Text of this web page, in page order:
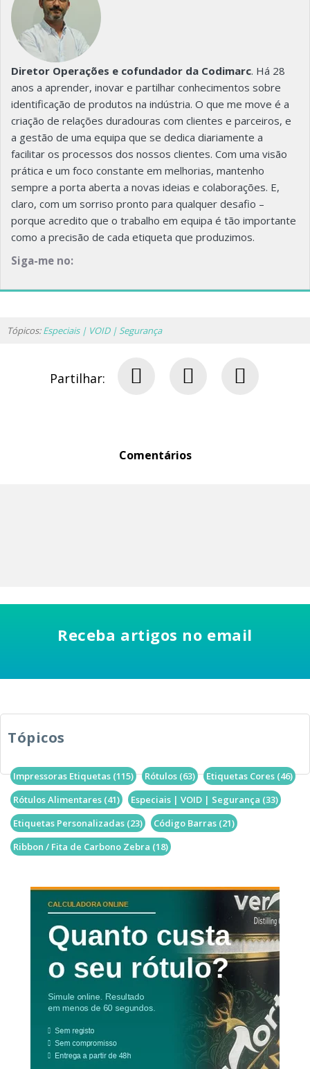
Diretor Operações e cofundador da Codimarc. Há 28
anos a aprender, inovar e partilhar conhecimentos sobre
identificação de produtos na indústria. O que me move é a
criação de relações duradouras com clientes e parceiros, e
a gestão de uma equipa que se dedica diariamente a
facilitar os processos dos nossos clientes. Com uma visão
prática e um foco constante em melhorias, mantenho
sempre a porta aberta a novas ideias e colaborações. E,
claro, com um sorriso pronto para qualquer desafio –
porque acredito que o trabalho em equipa é tão importante
como a precisão de cada etiqueta que produzimos.
Siga-me no:
Tópicos:Especiais | VOID | Segurança
Partilhar:
Comentários
Receba artigos no email
Tópicos
Impressoras Etiquetas (115) Rótulos (63) Etiquetas Cores (46)
Rótulos Alimentares (41) Especiais | VOID | Segurança (33)
Etiquetas Personalizadas (23) Código Barras (21)
Ribbon / Fita de Carbono Zebra (18)